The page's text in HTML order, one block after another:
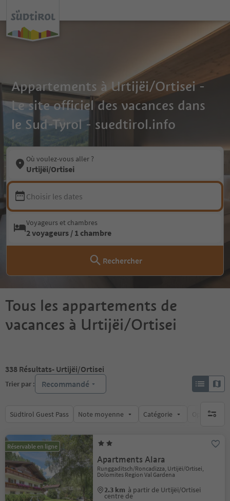
Appartements à Urtijëi/Ortisei -
Le site officiel des vacances dans
le Sud-Tyrol - suedtirol.info
Où voulez-vous aller ?
Urtijëi/Ortisei
Choisir les dates
Voyageurs et chambres
2 voyageurs / 1 chambre
Rechercher
Tous les appartements de
vacances à Urtijëi/Ortisei
338 Résultats- Urtijëi/Ortisei
Trier par : Recommandé
Südtirol Guest Pass Note moyenne Catégorie Options de
aucun
Réservable en ligne
Apartments Alara
Runggaditsch/Roncadizza, Urtijëi/Ortisei,
Dolomites Region Val Gardena
2.3 km à partir de Urtijëi/Ortisei
centre de